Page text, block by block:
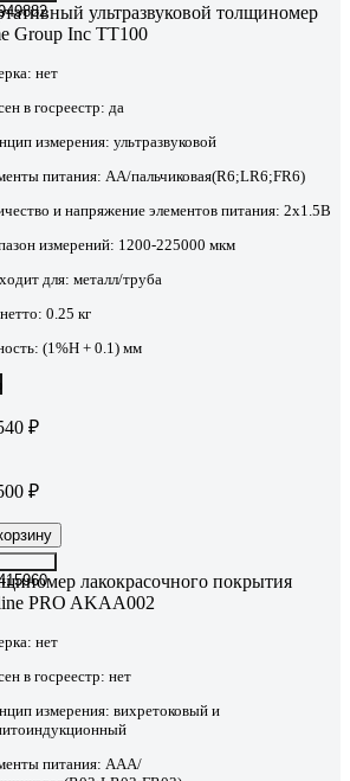
ультразвуковой толщиномер
Group Inc TT100
нет
в госреестр: да
измерения: ультразвуковой
питания: AA/пальчиковая(R6;LR6;FR6)
и напряжение элементов питания: 2х1.5B
измерений: 1200-225000 мкм
для: металл/труба
0.25 кг
(1%Н + 0.1) мм
₽
₽
лакокрасочного покрытия
PRO AKAA002
нет
в госреестр: нет
измерения: вихретоковый и
питания: AAA/